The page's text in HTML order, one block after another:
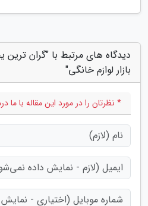
دیدگاه های مرتبط با "گران
بازار لوازم خانگی"
* نظرتان را در مورد این مقاله با ما